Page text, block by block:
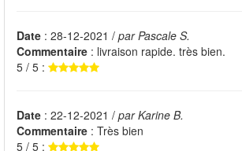
Date : 28-12-2021 / par Pascale S.
Commentaire : livraison rapide. très bien.
5 / 5 :
Date : 22-12-2021 / par Karine B.
Commentaire : Très bien
5 / 5 :